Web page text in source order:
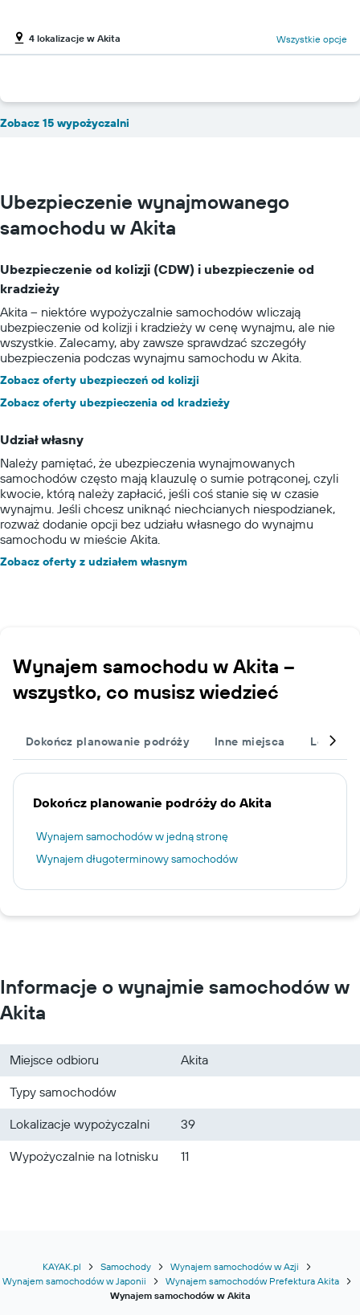
4 lokalizacje w Akita Wszystkie opcje
Zobacz 15 wypożyczalni
Ubezpieczenie wynajmowanego
samochodu w Akita
Ubezpieczenie od kolizji (CDW) i ubezpieczenie od
kradzieży
Akita – niektóre wypożyczalnie samochodów wliczają
ubezpieczenie od kolizji i kradzieży w cenę wynajmu, ale nie
wszystkie. Zalecamy, aby zawsze sprawdzać szczegóły
ubezpieczenia podczas wynajmu samochodu w Akita.
Zobacz oferty ubezpieczeń od kolizji
Zobacz oferty ubezpieczenia od kradzieży
Udział własny
Należy pamiętać, że ubezpieczenia wynajmowanych
samochodów często mają klauzulę o sumie potrąconej, czyli
kwocie, którą należy zapłacić, jeśli coś stanie się w czasie
wynajmu. Jeśli chcesz uniknąć niechcianych niespodzianek,
rozważ dodanie opcji bez udziału własnego do wynajmu
samochodu w mieście Akita.
Zobacz oferty z udziałem własnym
Wynajem samochodu w Akita –
wszystko, co musisz wiedzieć
Dokończ planowanie podróży Inne miejsca Lotniska
Dokończ planowanie podróży do Akita
Wynajem samochodów w jedną stronę
Wynajem długoterminowy samochodów
Informacje o wynajmie samochodów w
Akita
Miejsce odbioru
Akita
Typy samochodów
Lokalizacje wypożyczalni
39
Wypożyczalnie na lotnisku
11
KAYAK.pl Samochody
Wynajem samochodów w Azji
Wynajem samochodów w Japonii
Wynajem samochodów Prefektura Akita
Wynajem samochodów w Akita